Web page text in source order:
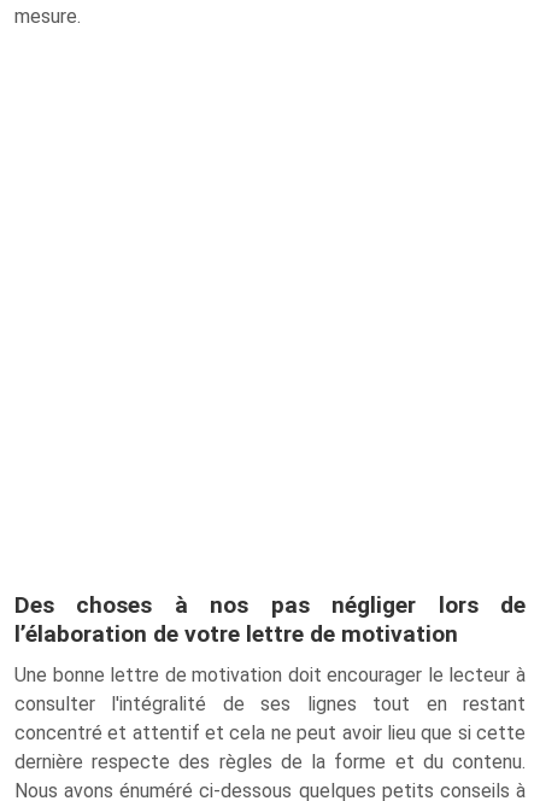
mesure.
Des choses à nos pas négliger lors de
l’élaboration de votre lettre de motivation
Une bonne lettre de motivation doit encourager le lecteur à
consulter l'intégralité de ses lignes tout en restant
concentré et attentif et cela ne peut avoir lieu que si cette
dernière respecte des règles de la forme et du contenu.
Nous avons énuméré ci-dessous quelques petits conseils à